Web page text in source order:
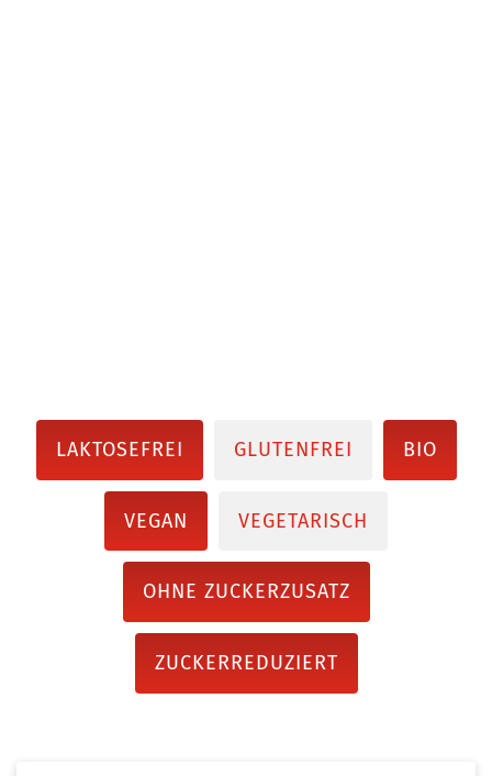
LAKTOSEFREI GLUTENFREI BIO
VEGAN VEGETARISCH
OHNE ZUCKERZUSATZ
ZUCKERREDUZIERT